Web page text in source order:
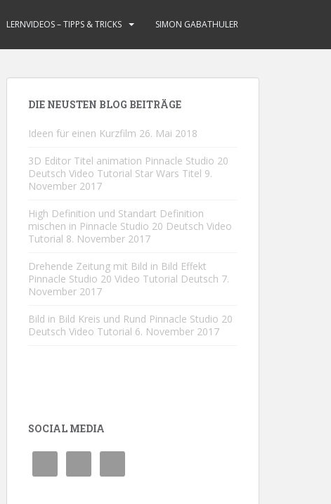
LERNVIDEOS – TIPPS & TRICKS SIMON GABATHULER
DIE NEUSTEN BLOG BEITRÄGE
Ideen für einen Kurzfilm 26. Mai 2018
3D Editor Titel animation Pinnacle Studio 20
Deutsch Video Tutorial Star Wars Titel 9.
November 2017
High Definition und Standart Definition
mischen in Pinnacle Studio 20 Deutsch Video
Tutorial 8. November 2017
Drehende Zeitung mit Bild in Bild Effekt
Pinnacle Studio 20 Video Tutorial Deutsch 7.
November 2017
Bild in Bild Kreis und Rund Pinnacle Studio 20
Deutsch Video Tutorial 6. November 2017
SOCIAL MEDIA